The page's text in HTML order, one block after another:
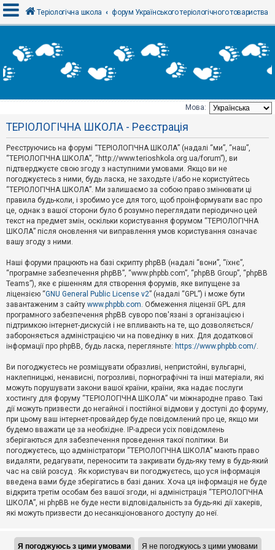
х
і
Т
е
м
и
б
е
з
в
і
д
п
о
в
і
д
й
А
к
т
и
в
н
і
м
и
П
о
ш
у
Д
о
п
о
м
Теріологічна школа форум Українського теріологічного товариства
Мова:
ТЕРІОЛОГІЧНА ШКОЛА - Реєстрація
Реєструючись на форумі “ТЕРІОЛОГІЧНА ШКОЛА” (надалі “ми”, “наш”,
“ТЕРІОЛОГІЧНА ШКОЛА”, “http://www.terioshkola.org.ua/forum”), ви
підтверджуєте свою згоду з наступними умовами. Якщо ви не
погоджуєтесь з ними, будь ласка, не заходьте і/або не користуйтесь
“ТЕРІОЛОГІЧНА ШКОЛА”. Ми залишаємо за собою право змінювати ці
правила будь-коли, і зробимо усе для того, щоб проінформувати вас про
це, однак з вашої сторони було б розумно переглядати періодично цей
текст на предмет змін, оскільки користування форумом “ТЕРІОЛОГІЧНА
ШКОЛА” після оновлення чи виправлення умов користування означає
вашу згоду з ними.
Наші форуми працюють на базі скрипту phpBB (надалі “вони”, “їхнє”,
“програмне забезпечення phpBB”, “www.phpbb.com”, “phpBB Group”, “phpBB
Teams”), яке є рішенням для створення форумів, яке випущене за
ліцензією “GNU General Public License v2” (надалі “GPL”) і може бути
завантаженим з сайту www.phpbb.com. Обмеження ліцензії GPL для
програмного забезпечення phpBB суворо пов'язані з організацією і
підтримкою інтернет-дискусій і не впливають на те, що дозволяється/
забороняється адміністрацією чи на поведінку в них. Для додаткової
інформації про phpBB, будь ласка, перегляньте: https://www.phpbb.com/.
Ви погоджуєтесь не розміщувати образливі, непристойні, вульгарні,
наклепницькі, ненависні, погрозливі, порнографічні та інші матеріали, які
можуть порушувати закони вашої країни, країни, яка надає послуги
хостингу для форуму “ТЕРІОЛОГІЧНА ШКОЛА” чи міжнародне право. Такі
дії можуть призвести до негайної і постійної відмови у доступі до форуму,
при цьому ваш інтернет-провайдер буде повідомлений про це, якщо ми
будемо вважати це за необхідне. IP-адреси усіх повідомлень
зберігаються для забезпечення проведення такої політики. Ви
погоджуєтесь, що адміністратори “ТЕРІОЛОГІЧНА ШКОЛА” мають право
видаляти, редагувати, переносити та закривати будь-яку тему в будь-який
час на свій розсуд . Як користувач ви погоджуєтесь, що уся інформація
введена вами буде зберігатись в базі даних. Хоча ця інформація не буде
відкрита третім особам без вашої згоди, ні адміністрація “ТЕРІОЛОГІЧНА
ШКОЛА”, ні phpBB не буде нести відповідальність за будь-які дії хакерів,
які можуть призвести до несанкціонованого доступу до неї.